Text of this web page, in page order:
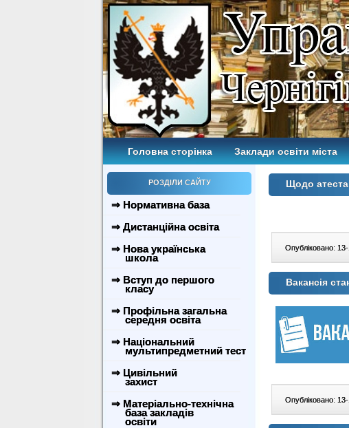
Головна сторінка Заклади освіти міста
РОЗДІЛИ САЙТУ
⇒ Нормативна база
⇒ Дистанційна освіта
⇒ Нова українська
школа
⇒ Вступ до першого
класу
⇒ Профільна загальна
середня освіта
⇒ Національний
мультипредметний тест
⇒ Цивільний
захист
⇒ Матеріально-технічна
база закладів
освіти
Щодо
Опубліковано:
Вакансія
Опубліковано: